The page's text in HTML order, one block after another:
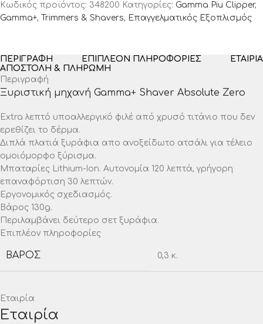
Κωδικός προϊόντος: 348200 Κατηγορίες: Gamma Piu Clipper,
Gamma+, Trimmers & Shavers, Επαγγελματικός Εξοπλισμός
ΠΕΡΙΓΡΑΦΉ ΕΠΙΠΛΈΟΝ ΠΛΗΡΟΦΟΡΊΕΣ
ΕΤΑΙΡΊΑ
ΑΠΟΣΤΟΛΉ & ΠΛΗΡΩΜΉ
Περιγραφή
Ξυριστική μηχανή Gamma+ Shaver Absolute Zero
Extra λεπτό υποαλλεργικό φιλέ από χρυσό τιτάνιο που δεν
ερεθίζει το δέρμα.
Διπλά πλατιά ξυράφια απο ανοξείδωτο ατσάλι για τέλειο
ομοιόμορφο ξύρισμα.
Μπαταρίες Lithium-Ion. Αυτονομία 120 λεπτά, γρήγορη
επαναφόρτιση 30 λεπτών.
Εργονομικός σχεδιασμός.
Βάρος 130g.
Περιλαμβάνει δεύτερο σετ ξυράφια.
Επιπλέον πληροφορίες
ΒΆΡΟΣ 0,3 κ.
Εταιρία
Εταιρία